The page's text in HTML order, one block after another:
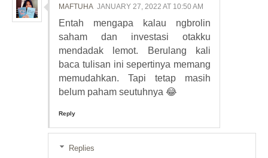
MAFTUHA JANUARY 27, 2022 AT 10:50 AM
Entah mengapa kalau ngbrolin
saham dan investasi otakku
mendadak lemot. Berulang kali
baca tulisan ini sepertinya memang
memudahkan. Tapi tetap masih
belum paham seutuhnya 😂
Reply
Replies